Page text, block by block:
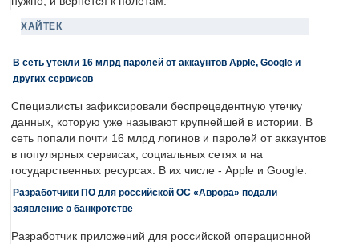
ХАЙТЕК
В сеть утекли 16 млрд паролей от аккаунтов Apple, Google и
других сервисов
Специалисты зафиксировали беспрецедентную утечку
данных, которую уже называют крупнейшей в истории. В
сеть попали почти 16 млрд логинов и паролей от аккаунтов
в популярных сервисах, социальных сетях и на
государственных ресурсах. В их числе - Apple и Google.
Разработчики ПО для российской ОС «Аврора» подали
заявление о банкротстве
Разработчик приложений для российской операционной